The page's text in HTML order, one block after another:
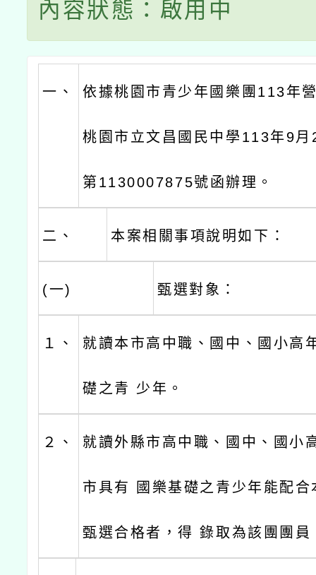
內容狀態：啟用中
一、 依據桃園市青少年國樂團113年
桃園市立文昌國民中學113年9
第1130007875號函辦理。
二、 本案相關事項說明如下：
(一) 甄選對象：
１、 就讀本市高中職、國中、國小高
礎之青 少年。
２、 就讀外縣市高中職、國中、國小
市具有 國樂基礎之青少年能配合
甄選合格者，得 錄取為該團團員